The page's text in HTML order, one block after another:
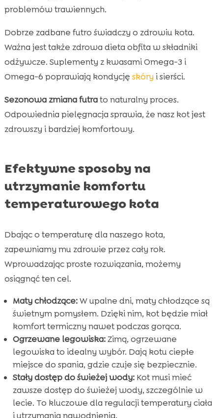
problemów trawiennych.
Dobrze zadbane futro świadczy o zdrowiu kota.
Ważna jest także zdrowa dieta obfita w składniki
odżywcze. Suplementy z kwasami Omega-3 i
Omega-6 poprawiają kondycję skóry i sierści.
Sezonowa zmiana futrato naturalny proces.
Odpowiednia pielęgnacja sprawia, że nasz kot jest
zdrowszy i bardziej komfortowy.
Efektywne sposoby na
utrzymanie komfortu
temperaturowego kota
Dbając o temperaturę dla naszego kota,
zapewniamy mu zdrowie przez cały rok.
Wprowadzając proste rozwiązania, możemy
osiągnąć ten cel.
Maty chłodzące:W upalne dni, maty chłodzące są
świetnym pomysłem. Dzięki nim, kot będzie miał
komfort termiczny nawet podczas gorąca.
Ogrzewane legowiska:Zimą, ogrzewane
legowiska to idealny wybór. Dają kotu ciepłe
miejsce do spania, gdzie czuje się bezpiecznie.
Stały dostęp do świeżej wody:Kot musi mieć
zawsze dostęp do świeżej wody, szczególnie w
lecie. To kluczowe dla regulacji temperatury ciała
i utrzymania nawodnienia.